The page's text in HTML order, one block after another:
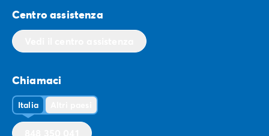
Centro assistenza
Chiamaci
Italia